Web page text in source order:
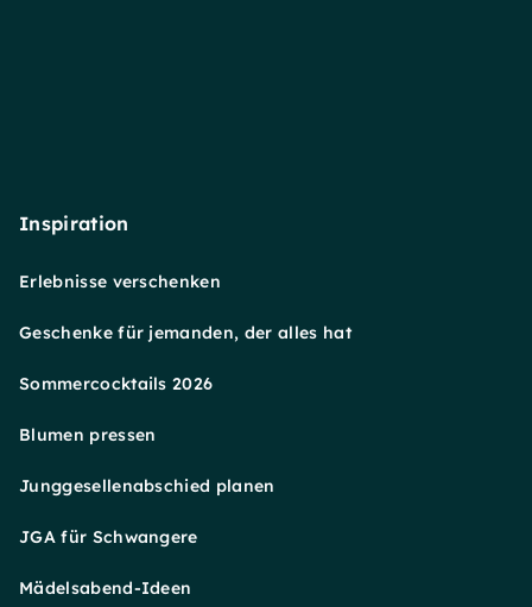
Inspiration
Erlebnisse verschenken
Geschenke für jemanden, der alles hat
Sommercocktails 2026
Blumen pressen
Junggesellenabschied planen
JGA für Schwangere
Mädelsabend-Ideen